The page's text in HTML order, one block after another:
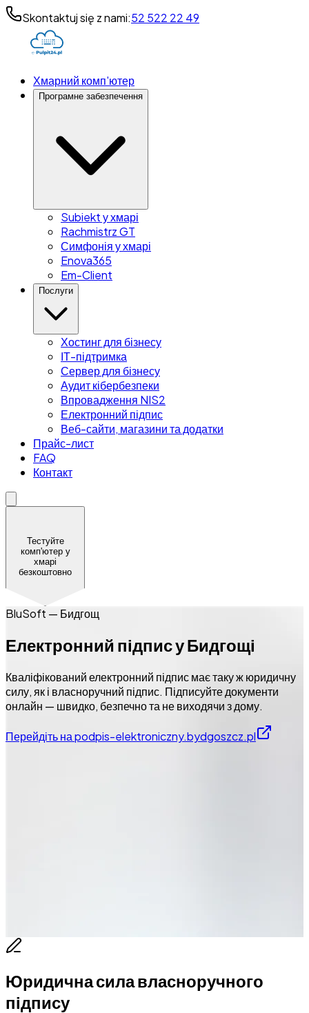
Skontaktuj się z nami:52 522 22 49
Хмарний комп'ютер
Програмне забезпечення
Subiekt у хмарі
Rachmistrz GT
Симфонія у хмарі
Enova365
Em-Client
Послуги
Хостинг для бізнесу
ІТ-підтримка
Сервер для бізнесу
Аудит кібербезпеки
Впровадження NIS2
Електронний підпис
Веб-сайти, магазини та додатки
Прайс-лист
FAQ
Контакт
Тестуйте
комп'ютер у
хмарі
безкоштовно
BluSoft — Бидгощ
Електронний підпис у Бидгощі
Кваліфікований електронний підпис має таку ж юридичну
силу, як і власноручний підпис. Підписуйте документи
онлайн — швидко, безпечно та не виходячи з дому.
Перейдіть на podpis-elektroniczny.bydgoszcz.pl
Юридична сила власноручного
підпису